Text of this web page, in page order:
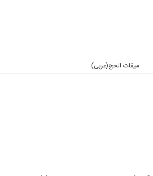
میقات الحج(عربی)